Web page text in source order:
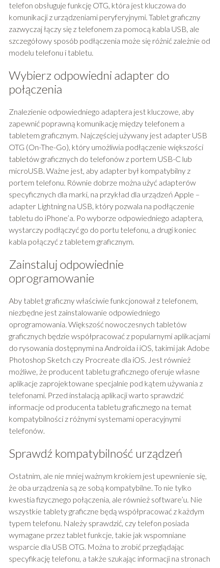
telefon obsługuje funkcję OTG, która jest kluczowa do
komunikacji z urządzeniami peryferyjnymi. Tablet graficzny
zazwyczaj łączy się z telefonem za pomocą kabla USB, ale
szczegółowy sposób podłączenia może się różnić zależnie od
modelu telefonu i tabletu.
Wybierz odpowiedni adapter do
połączenia
Znalezienie odpowiedniego adaptera jest kluczowe, aby
zapewnić poprawną komunikację między telefonem a
tabletem graficznym. Najczęściej używany jest adapter USB
OTG (On-The-Go), który umożliwia podłączenie większości
tabletów graficznych do telefonów z portem USB-C lub
microUSB. Ważne jest, aby adapter był kompatybilny z
portem telefonu. Równie dobrze można użyć adapterów
specyficznych dla marki, na przykład dla urządzeń Apple –
adapter Lightning na USB, który pozwala na podłączenie
tabletu do iPhone’a. Po wyborze odpowiedniego adaptera,
wystarczy podłączyć go do portu telefonu, a drugi koniec
kabla połączyć z tabletem graficznym.
Zainstaluj odpowiednie
oprogramowanie
Aby tablet graficzny właściwie funkcjonował z telefonem,
niezbędne jest zainstalowanie odpowiedniego
oprogramowania. Większość nowoczesnych tabletów
graficznych będzie współpracować z popularnymi aplikacjami
do rysowania dostępnymi na Androida i iOS, takimi jak Adobe
Photoshop Sketch czy Procreate dla iOS. Jest również
możliwe, że producent tabletu graficznego oferuje własne
aplikacje zaprojektowane specjalnie pod kątem używania z
telefonami. Przed instalacją aplikacji warto sprawdzić
informacje od producenta tabletu graficznego na temat
kompatybilności z różnymi systemami operacyjnymi
telefonów.
Sprawdź kompatybilność urządzeń
Ostatnim, ale nie mniej ważnym krokiem jest upewnienie się,
że oba urządzenia są ze sobą kompatybilne. To nie tylko
kwestia fizycznego połączenia, ale również software’u. Nie
wszystkie tablety graficzne będą współpracować z każdym
typem telefonu. Należy sprawdzić, czy telefon posiada
wymagane przez tablet funkcje, takie jak wspomniane
wsparcie dla USB OTG. Można to zrobić przeglądając
specyfikację telefonu, a także szukając informacji na stronach